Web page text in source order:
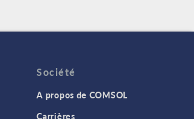
Société
A propos de COMSOL
Carrières